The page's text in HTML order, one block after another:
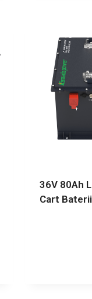
36V 80Ah
Cart Baterii